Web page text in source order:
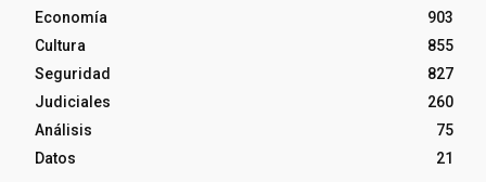
Economía
903
Cultura
855
Seguridad
827
Judiciales
260
Análisis
75
Datos
21